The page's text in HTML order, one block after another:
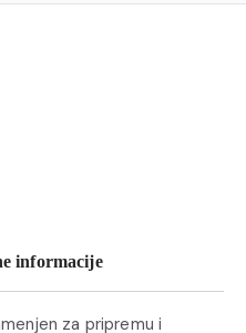
informacije
za pripremu i